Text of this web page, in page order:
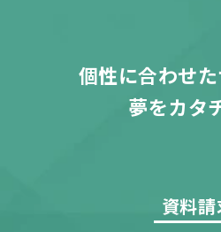
個性に合わせ
夢をカタ
資料